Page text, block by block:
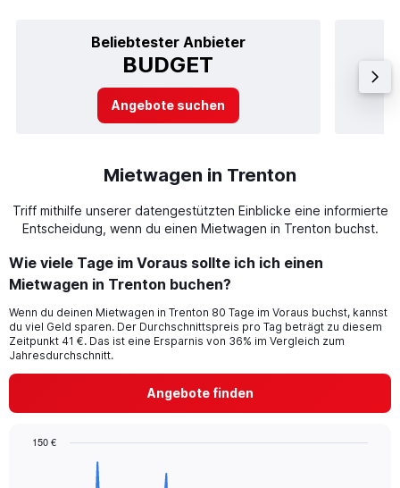
Beliebtester Anbieter
BUDGET
Angebote suchen
Mietwagen in Trenton
Triff mithilfe unserer datengestützten Einblicke eine informierte
Entscheidung, wenn du einen Mietwagen in Trenton buchst.
Wie viele Tage im Voraus sollte ich ich einen
Mietwagen in Trenton buchen?
Wenn du deinen Mietwagen in Trenton 80 Tage im Voraus buchst, kannst
du viel Geld sparen. Der Durchschnittspreis pro Tag beträgt zu diesem
Zeitpunkt 41 €. Das ist eine Ersparnis von 36% im Vergleich zum
Jahresdurchschnitt.
Angebote finden
150 €